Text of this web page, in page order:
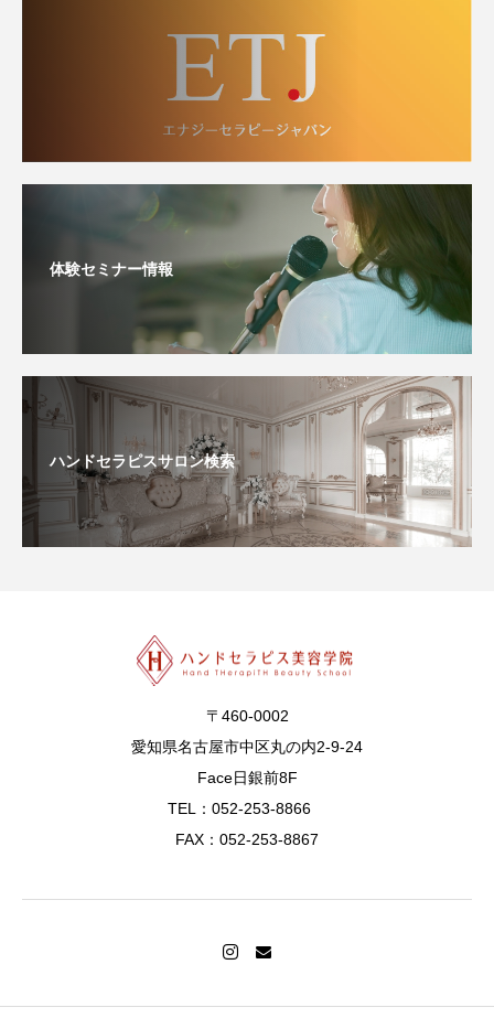
体験セミナー情報
ハンドセラピスサロン検索
〒460-0002
愛知県名古屋市中区丸の内2-9-24
Face日銀前8F
TEL：052-253-8866
FAX：052-253-8867